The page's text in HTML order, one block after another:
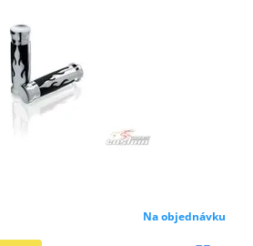
Na objednávku